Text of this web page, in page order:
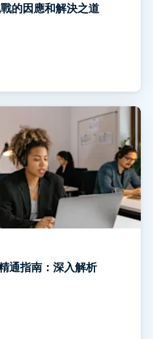
的因應和解決之道
通指南：深入解析